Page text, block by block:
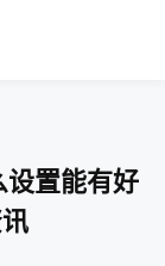
置能有好